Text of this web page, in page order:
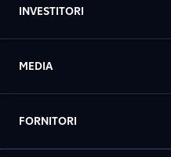
INVESTITORI
MEDIA
FORNITORI